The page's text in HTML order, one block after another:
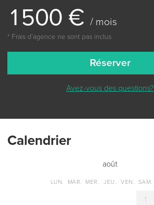
1 500 € / mois
* Frais dʼagence ne sont pas inclus
Réserver
Avez-vous des questions?
Сalendrier
août
LUN. MAR. MER. JEU. VEN. SAM.
1